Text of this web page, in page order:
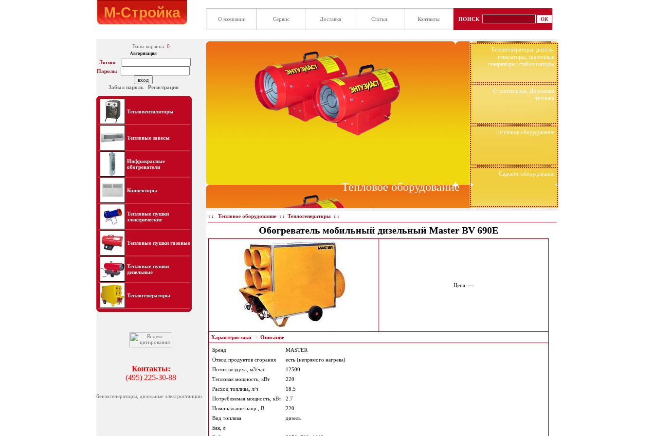
М-Стройка О компании Сервис Доставка Статьи Контакты ПОИСК
Ваша корзина: 0
Авторизация
Логин:
Пароль:
Забыл пароль Регистрация
Тепловентиляторы
Тепловые завесы
Инфракрасные
обогреватели
Конвекторы
Тепловые пушки
электрические
Тепловые пушки газовые
Тепловые пушки
дизельные
Теплогенераторы
Контакты:
(495) 225-30-88
бензогенераторы, дизельные электростанции
Тепловое оборудование
Бензогенераторы, дизель-
генераторы, сварочные
генераторы, стабилизаторы
Строительная, Дорожная
техника
Тепловое оборудование
Садовое оборудование
: : Тепловое оборудование: : Теплогенераторы: :
Обогреватель мобильный дизельный Master BV 690E
Цена: ---
Характеристики- Описание
Бренд
MASTER
Отвод продуктов сгорания
есть (непрямого нагрева)
Поток воздуха, м3/час
12500
Тепловая мощность, кВт
220
Расход топлива, л/ч
18.5
Потребляемая мощность, кВт
2.7
Номинальное напр., В
220
Вид топлива
дизель
Бак, л